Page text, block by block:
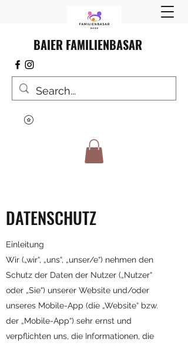
BAIER FAMILIENBASAR
DATENSCHUTZ
Einleitung
Wir („wir“, „uns“, „unser/e“) nehmen den
Schutz der Daten der Nutzer („Nutzer“
oder „Sie“) unserer Website und/oder
unseres Mobile-App (die „Website“ bzw.
der „Mobile-App“) sehr ernst und
verpflichten uns, die Informationen, die